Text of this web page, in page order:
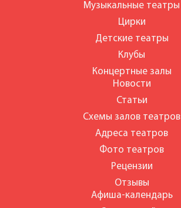
Музыкальные театры
Цирки
Детские театры
Клубы
Концертные залы
Новости
Статьи
Схемы залов театров
Адреса театров
Фото театров
Рецензии
Отзывы
Афиша-календарь